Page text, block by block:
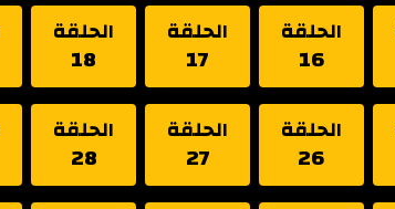
الحلقة
16
الحلقة
17
الحلقة
18
الحلقة
26
الحلقة
27
الحلقة
28